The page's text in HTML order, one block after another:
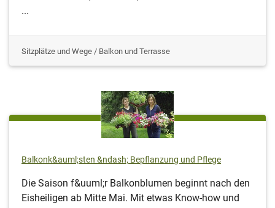
...
Sitzplätze und Wege / Balkon und Terrasse
Balkonk&auml;sten &ndash; Bepflanzung und Pflege
Die Saison f&uuml;r Balkonblumen beginnt nach den
Eisheiligen ab Mitte Mai. Mit etwas Know-how und